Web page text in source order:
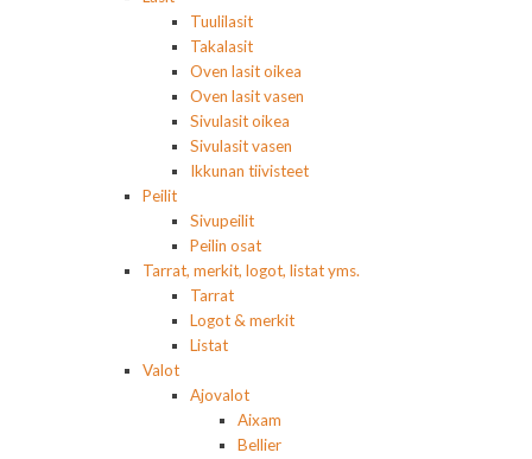
Tuulilasit
Takalasit
Oven lasit oikea
Oven lasit vasen
Sivulasit oikea
Sivulasit vasen
Ikkunan tiivisteet
Peilit
Sivupeilit
Peilin osat
Tarrat, merkit, logot, listat yms.
Tarrat
Logot & merkit
Listat
Valot
Ajovalot
Aixam
Bellier